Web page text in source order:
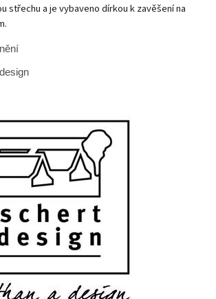
střechu a je vybaveno dírkou k zavěšení na